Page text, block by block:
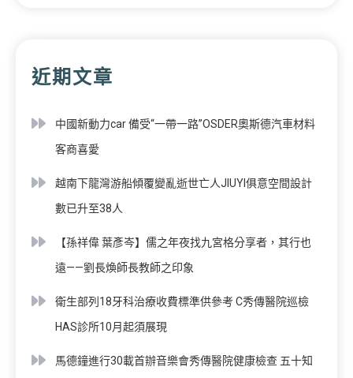
近期文章
中國新動力car 備受“一帶一路”OSDER奧斯德汽車材料
客商喜愛
越南下龍灣游船傾覆變亂逝世亡人JIUYI俱意空間設計
數已升至38人
【孫祥偉 葉彥岑】儒之年夜找九宮格分享者，其行也
遠——劉長煥師長教師之印象
衛生部列18牙科治療收費標準供參考 C秀傳醫院巡檢
HAS診所10月起須展現
馬德鐘進行30載首辦音樂會秀傳醫院健康檢查 五十知